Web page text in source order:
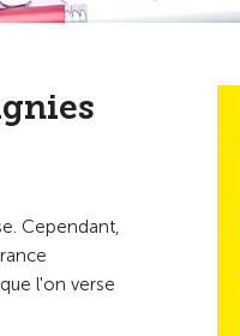
Cependant,
l'on verse